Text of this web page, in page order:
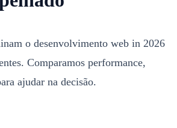
o desenvolvimento web in 2026
Comparamos performance,
ajudar na decisão.